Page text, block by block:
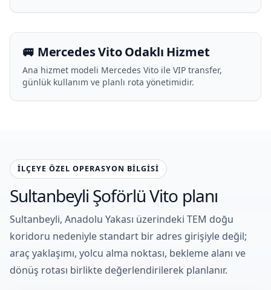
🚐 Mercedes Vito Odaklı Hizmet
Ana hizmet modeli Mercedes Vito ile VIP transfer,
günlük kullanım ve planlı rota yönetimidir.
İLÇEYE ÖZEL OPERASYON BILGISI
Sultanbeyli Şoförlü Vito planı
Sultanbeyli, Anadolu Yakası üzerindeki TEM doğu
koridoru nedeniyle standart bir adres girişiyle değil;
araç yaklaşımı, yolcu alma noktası, bekleme alanı ve
dönüş rotası birlikte değerlendirilerek planlanır.